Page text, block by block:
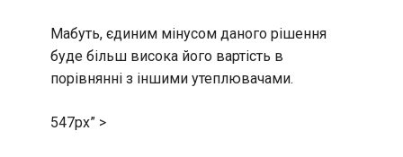
Мабуть, єдиним мінусом даного рішення
буде більш висока його вартість в
порівнянні з іншими утеплювачами.
547px” >